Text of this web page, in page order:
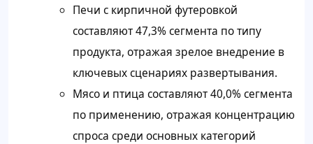
Печи с кирпичной футеровкой
составляют 47,3% сегмента по типу
продукта, отражая зрелое внедрение в
ключевых сценариях развертывания.
Мясо и птица составляют 40,0% сегмента
по применению, отражая концентрацию
спроса среди основных категорий